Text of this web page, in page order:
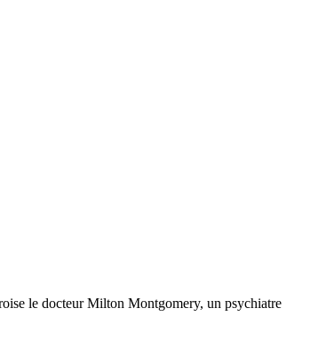
le docteur Milton Montgomery, un psychiatre